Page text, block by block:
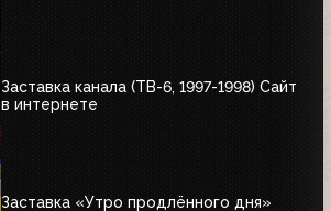
Заставка канала (ТВ-6, 1997-1998) Сайт
в интернете
Заставка «Утро продлённого дня»